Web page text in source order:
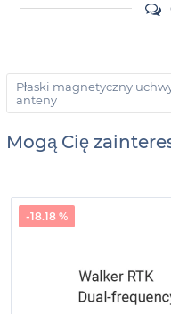
Płaski magnetyczny
anteny
Mogą Cię
-18.18 %